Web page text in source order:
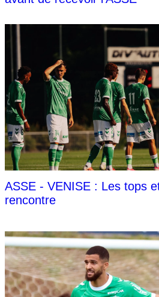
ASSE - VENISE : Les tops
rencontre